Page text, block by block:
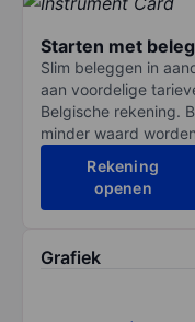
Starten met
Slim beleggen in
aan voordelige
Belgische rekening.
minder waard
Rekening
openen
Grafiek